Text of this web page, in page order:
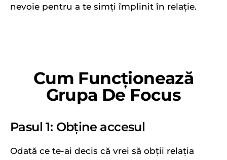
nevoie pentru a te simți împlinit în relație.
Cum Funcționează
Grupa De Focus
Pasul 1: Obține accesul
Odată ce te-ai decis că vrei să obții relația